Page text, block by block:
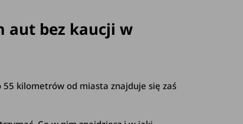
aut bez kaucji w
kilometrów od miasta znajduje się zaś